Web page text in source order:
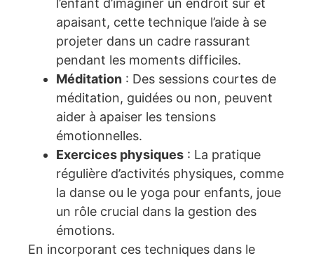
l’enfant d’imaginer un endroit sûr et
apaisant, cette technique l’aide à se
projeter dans un cadre rassurant
pendant les moments difficiles.
Méditation : Des sessions courtes de
méditation, guidées ou non, peuvent
aider à apaiser les tensions
émotionnelles.
Exercices physiques : La pratique
régulière d’activités physiques, comme
la danse ou le yoga pour enfants, joue
un rôle crucial dans la gestion des
émotions.
En incorporant ces techniques dans le